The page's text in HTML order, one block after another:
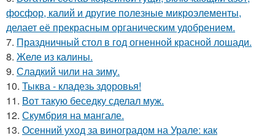
фосфор, калий и другие полезные микроэлементы,
делает её прекрасным органическим удобрением.
7. Праздничный стол в год огненной красной лошади.
8. Желе из калины.
9. Сладкий чили на зиму.
10. Тыква - кладезь здоровья!
11. Вот такую беседку сделал муж.
12. Скумбрия на мангале.
13. Осенний уход за виноградом на Урале: как